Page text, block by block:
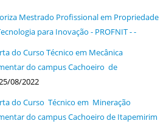
Mestrado Profissional em Propriedade
para Inovação - PROFNIT - -
do Curso Técnico em Mecânica
do campus Cachoeiro de
08/2022
do Curso Técnico em Mineração
do campus Cachoeiro de Itapemirim